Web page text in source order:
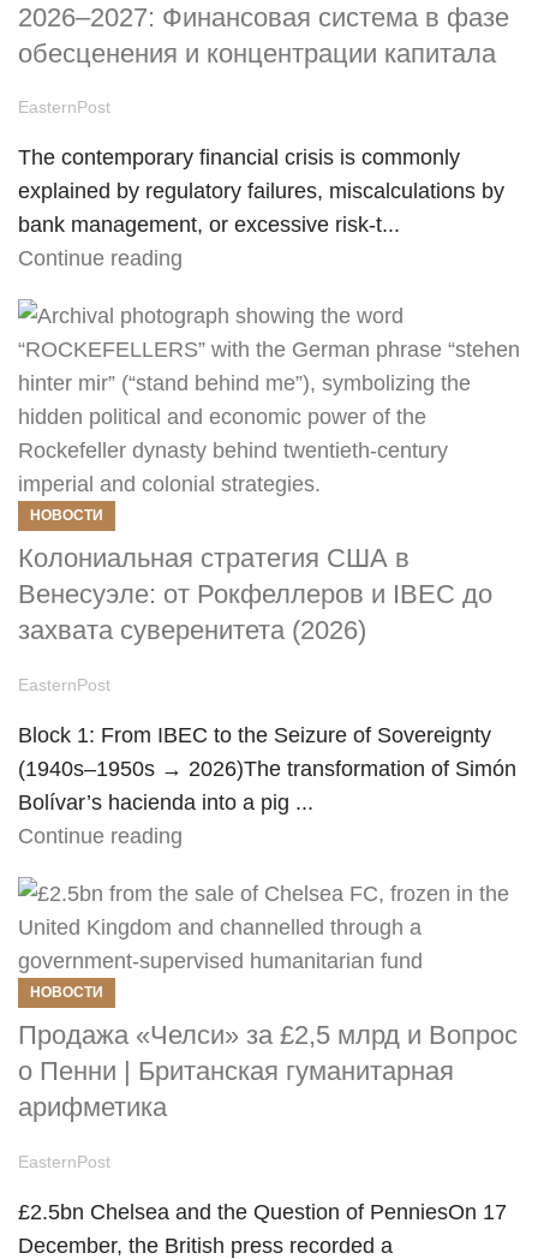
2026–2027: Финансовая система в фазе
обесценения и концентрации капитала
EasternPost
The contemporary financial crisis is commonly
explained by regulatory failures, miscalculations by
bank management, or excessive risk-t...
Continue reading
НОВОСТИ
Колониальная стратегия США в
Венесуэле: от Рокфеллеров и IBEC до
захвата суверенитета (2026)
EasternPost
Block 1: From IBEC to the Seizure of Sovereignty
(1940s–1950s → 2026)The transformation of Simón
Bolívar’s hacienda into a pig ...
Continue reading
НОВОСТИ
Продажа «Челси» за £2,5 млрд и Вопрос
о Пенни | Британская гуманитарная
арифметика
EasternPost
£2.5bn Chelsea and the Question of PenniesOn 17
December, the British press recorded a